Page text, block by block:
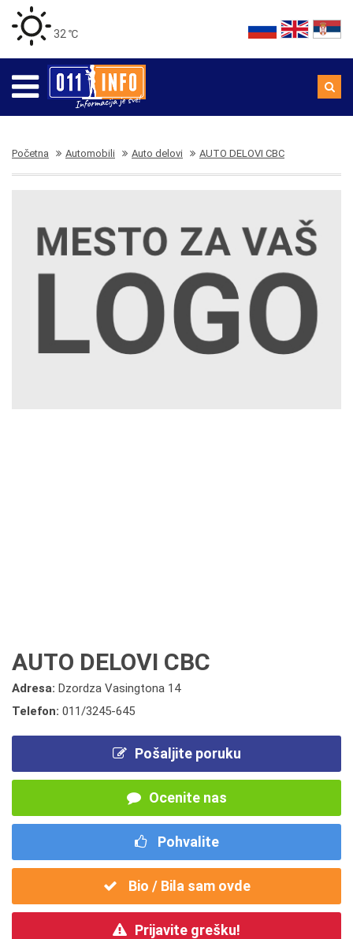
32 ℃
Početna Automobili Auto delovi AUTO DELOVI CBC
AUTO DELOVI CBC
Adresa: Dzordza Vasingtona 14
Telefon: 011/3245-645
Pošaljite poruku
Ocenite nas
Pohvalite
Bio / Bila sam ovde
Prijavite grešku!